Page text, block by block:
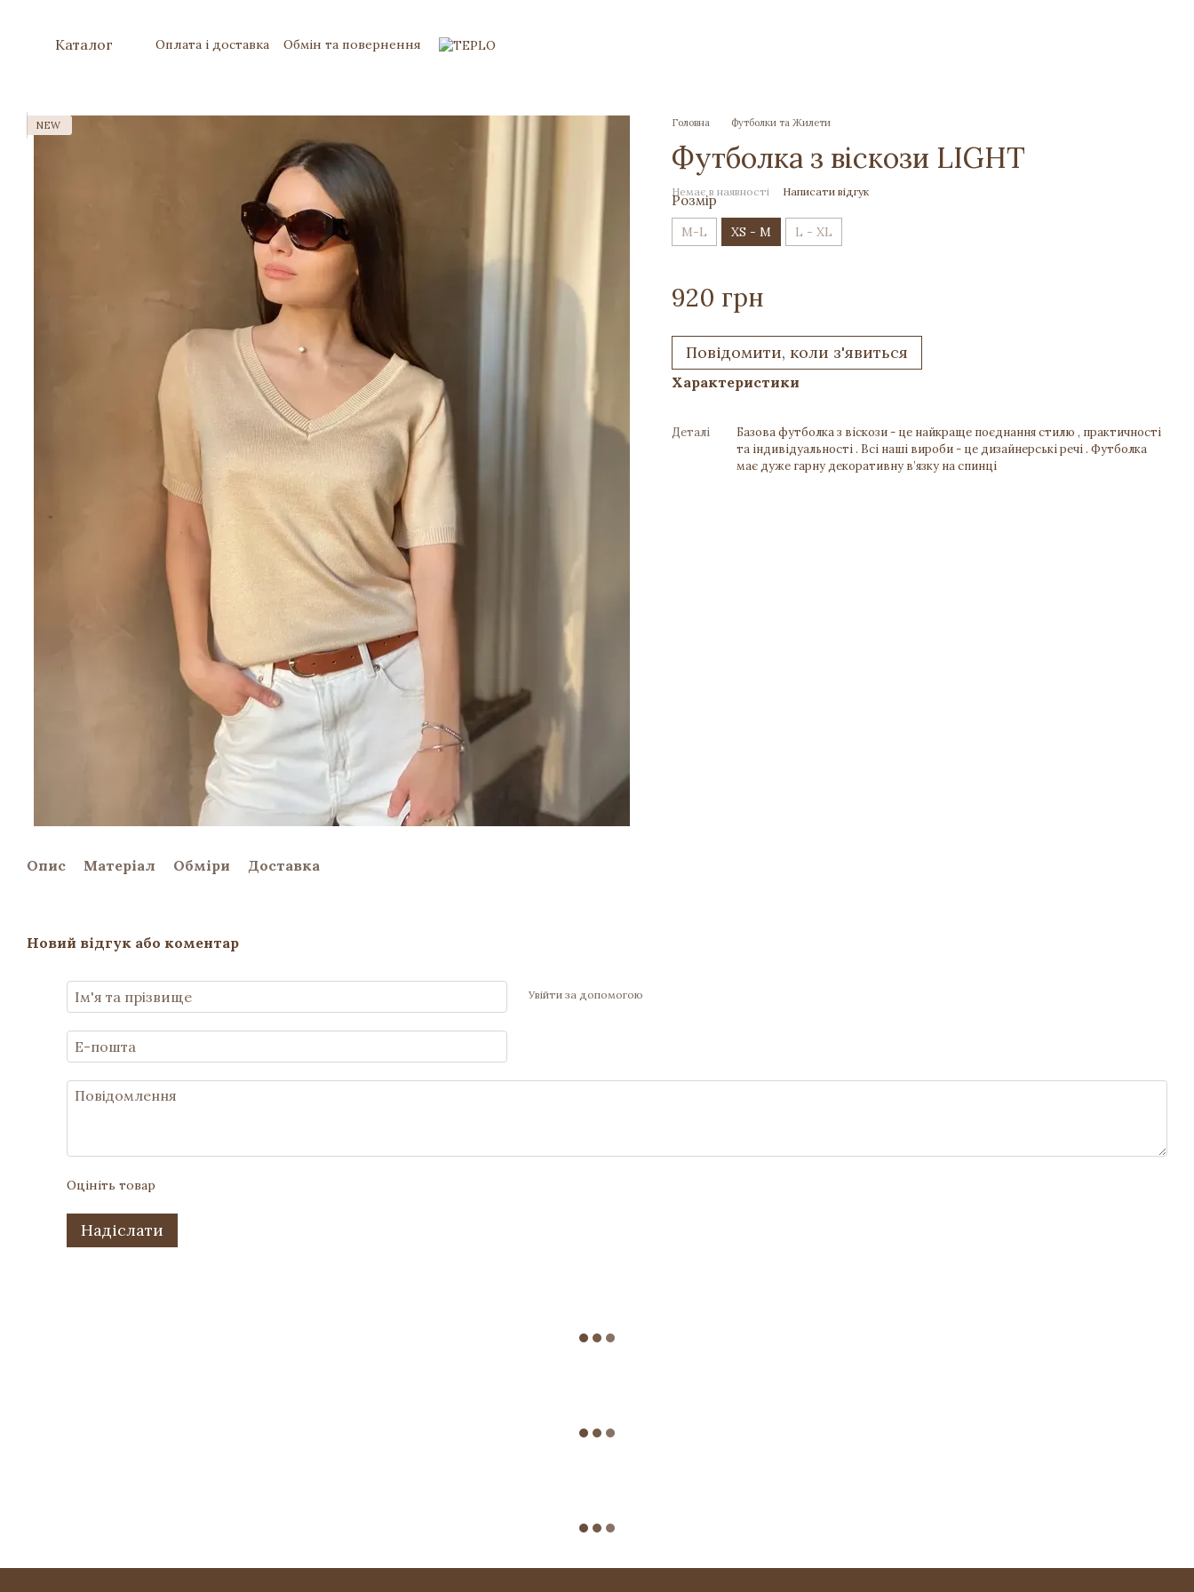
Каталог Оплата і доставка Обмін та повернення
NEW
Опис Матеріал Обміри Доставка
Головна Футболки та Жилети
Футболка з віскози LIGHT
Немає в наявності Написати відгук
Розмір
M-L XS - M L - XL
920 грн
Повідомити, коли з'явиться
Характеристики
Деталі
Базова футболка з віскози - це найкраще поєднання стилю , практичності
та індивідуальності . Всі наші вироби - це дизайнерські речі . Футболка
має дуже гарну декоративну в’язку на спинці
Новий відгук або коментар
Увійти за допомогою
Оцініть товар
Надіслати